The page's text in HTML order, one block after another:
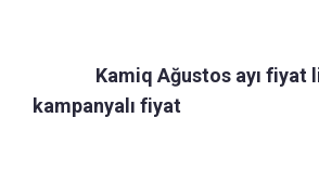
Kamiq Ağustos ayı fiyat
kampanyalı fiyat